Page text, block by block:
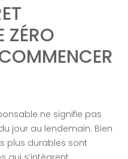
ZÉRO
ne signifie pas
jour au lendemain. Bien
plus durables sont